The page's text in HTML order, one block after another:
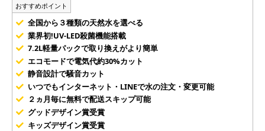
おすすめポイント
全国から３種類の天然水を選べる
業界初!UV-LED殺菌機能搭載
7.2L軽量パックで取り換えがより簡単
エコモードで電気代約30%カット
静音設計で騒音カット
いつでもインターネット・LINEで水の注文・変更可能
２ヵ月毎に無料で配送スキップ可能
グッドデザイン賞受賞
キッズデザイン賞受賞